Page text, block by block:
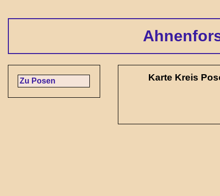
Zu Posen Karte Kreis